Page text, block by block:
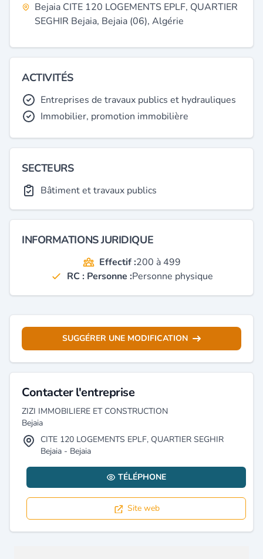
Bejaia CITE 120 LOGEMENTS EPLF, QUARTIER
SEGHIR Bejaia, Bejaia (06), Algérie
ACTIVITÉS
Entreprises de travaux publics et hydrauliques
Immobilier, promotion immobilière
SECTEURS
Bâtiment et travaux publics
INFORMATIONS JURIDIQUE
Effectif :200 à 499
RC : Personne :Personne physique
SUGGÉRER UNE MODIFICATION
Contacter l'entreprise
ZIZI IMMOBILIERE ET CONSTRUCTION
Bejaia
CITE 120 LOGEMENTS EPLF, QUARTIER SEGHIR
Bejaia - Bejaia
TÉLÉPHONE
Site web